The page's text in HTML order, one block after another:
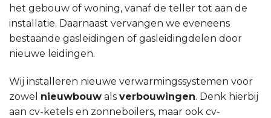
het gebouw of woning, vanaf de teller tot aan de
installatie. Daarnaast vervangen we eveneens
bestaande gasleidingen of gasleidingdelen door
nieuwe leidingen.
Wij installeren nieuwe verwarmingssystemen voor
zowel nieuwbouw als verbouwingen. Denk hierbij
aan cv-ketels en zonneboilers, maar ook cv-